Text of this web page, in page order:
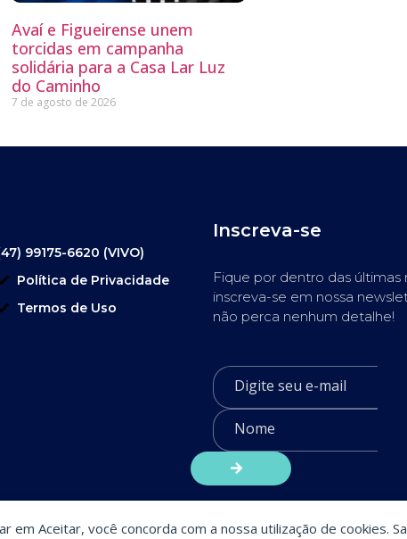
Aceitar, você concorda com a nossa utilização de cookies.
Avaí e Figueirense unem
torcidas em campanha
solidária para a Casa Lar Luz
do Caminho
7 de agosto de 2026
99175-6620 (VIVO)
Política de Privacidade
Termos de Uso
Inscreva-se
Fique por dentro das últimas
inscreva-se em nossa
não perca nenhum detalhe!